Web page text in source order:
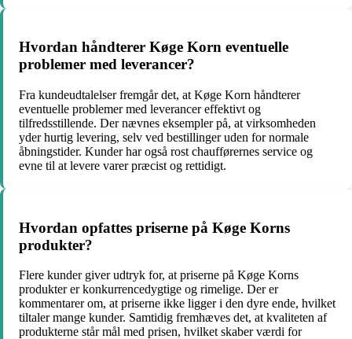
Hvordan håndterer Køge Korn eventuelle
problemer med leverancer?
Fra kundeudtalelser fremgår det, at Køge Korn håndterer
eventuelle problemer med leverancer effektivt og
tilfredsstillende. Der nævnes eksempler på, at virksomheden
yder hurtig levering, selv ved bestillinger uden for normale
åbningstider. Kunder har også rost chaufførernes service og
evne til at levere varer præcist og rettidigt.
Hvordan opfattes priserne på Køge Korns
produkter?
Flere kunder giver udtryk for, at priserne på Køge Korns
produkter er konkurrencedygtige og rimelige. Der er
kommentarer om, at priserne ikke ligger i den dyre ende, hvilket
tiltaler mange kunder. Samtidig fremhæves det, at kvaliteten af
produkterne står mål med prisen, hvilket skaber værdi for